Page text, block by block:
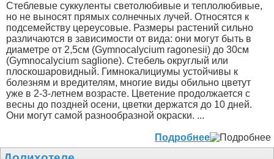
Стеблевые суккуленты светолюбивые и теплолюбивые,
но не выносят прямых солнечных лучей. Относятся к
подсемейству цереусовые. Размеры растений сильно
различаются в зависимости от вида: они могут быть в
диаметре от 2,5см (Gymnocalycium ragonesii) до 30см
(Gymnocalycium saglione). Стебель округлый или
плоскошаровидный. Гимнокалициумы устойчивы к
болезням и вредителям, многие виды обильно цветут
уже в 2-3-летнем возрасте. Цветение продолжается с
весны до поздней осени, цветки держатся до 10 дней.
Они могут самой разнообразной окраски. ...
Подробнее